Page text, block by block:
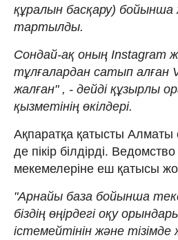
құралын басқару) бойынша
тартылды.
Сондай-ақ оның Instagram
тұлғалардан сатып алған
жалған" , - дейді құзырлы
қызметінің өкілдері.
Ақпаратқа қатысты Алматы
де пікір білдірді.
мекемелеріне еш қатысы
"Арнайы база бойынша
біздің өңірдегі оқу
істемейтінін және